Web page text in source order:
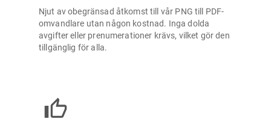
Njut av obegränsad åtkomst till vår PNG till PDF-
omvandlare utan någon kostnad. Inga dolda
avgifter eller prenumerationer krävs, vilket gör den
tillgänglig för alla.